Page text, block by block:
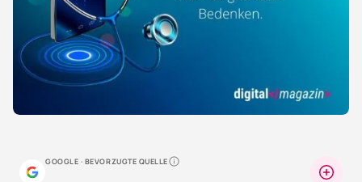
GOOGLE · BEVORZUGTE QUELLEWarum lohnt sich das?